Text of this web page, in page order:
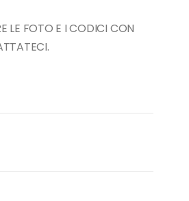
LE FOTO E I CODICI CON